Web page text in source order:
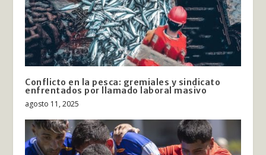
Conflicto en la pesca: gremiales y sindicato
enfrentados por llamado laboral masivo
agosto 11, 2025